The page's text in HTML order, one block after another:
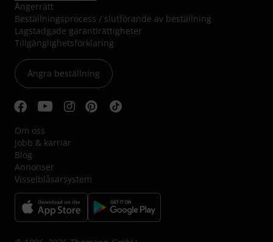
Ångerrätt
Beställningsprocess / slutförande av beställning
Lagstadgade garantirättigheter
Tillgänglighetsförklaring
Ångra beställning
Om oss
Jobb & karriär
Blog
Annonser
Visselblåsarsystem